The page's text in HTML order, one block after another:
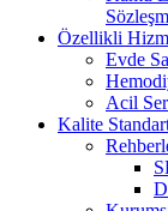
Özellikli
Evde
Acil
Kalite